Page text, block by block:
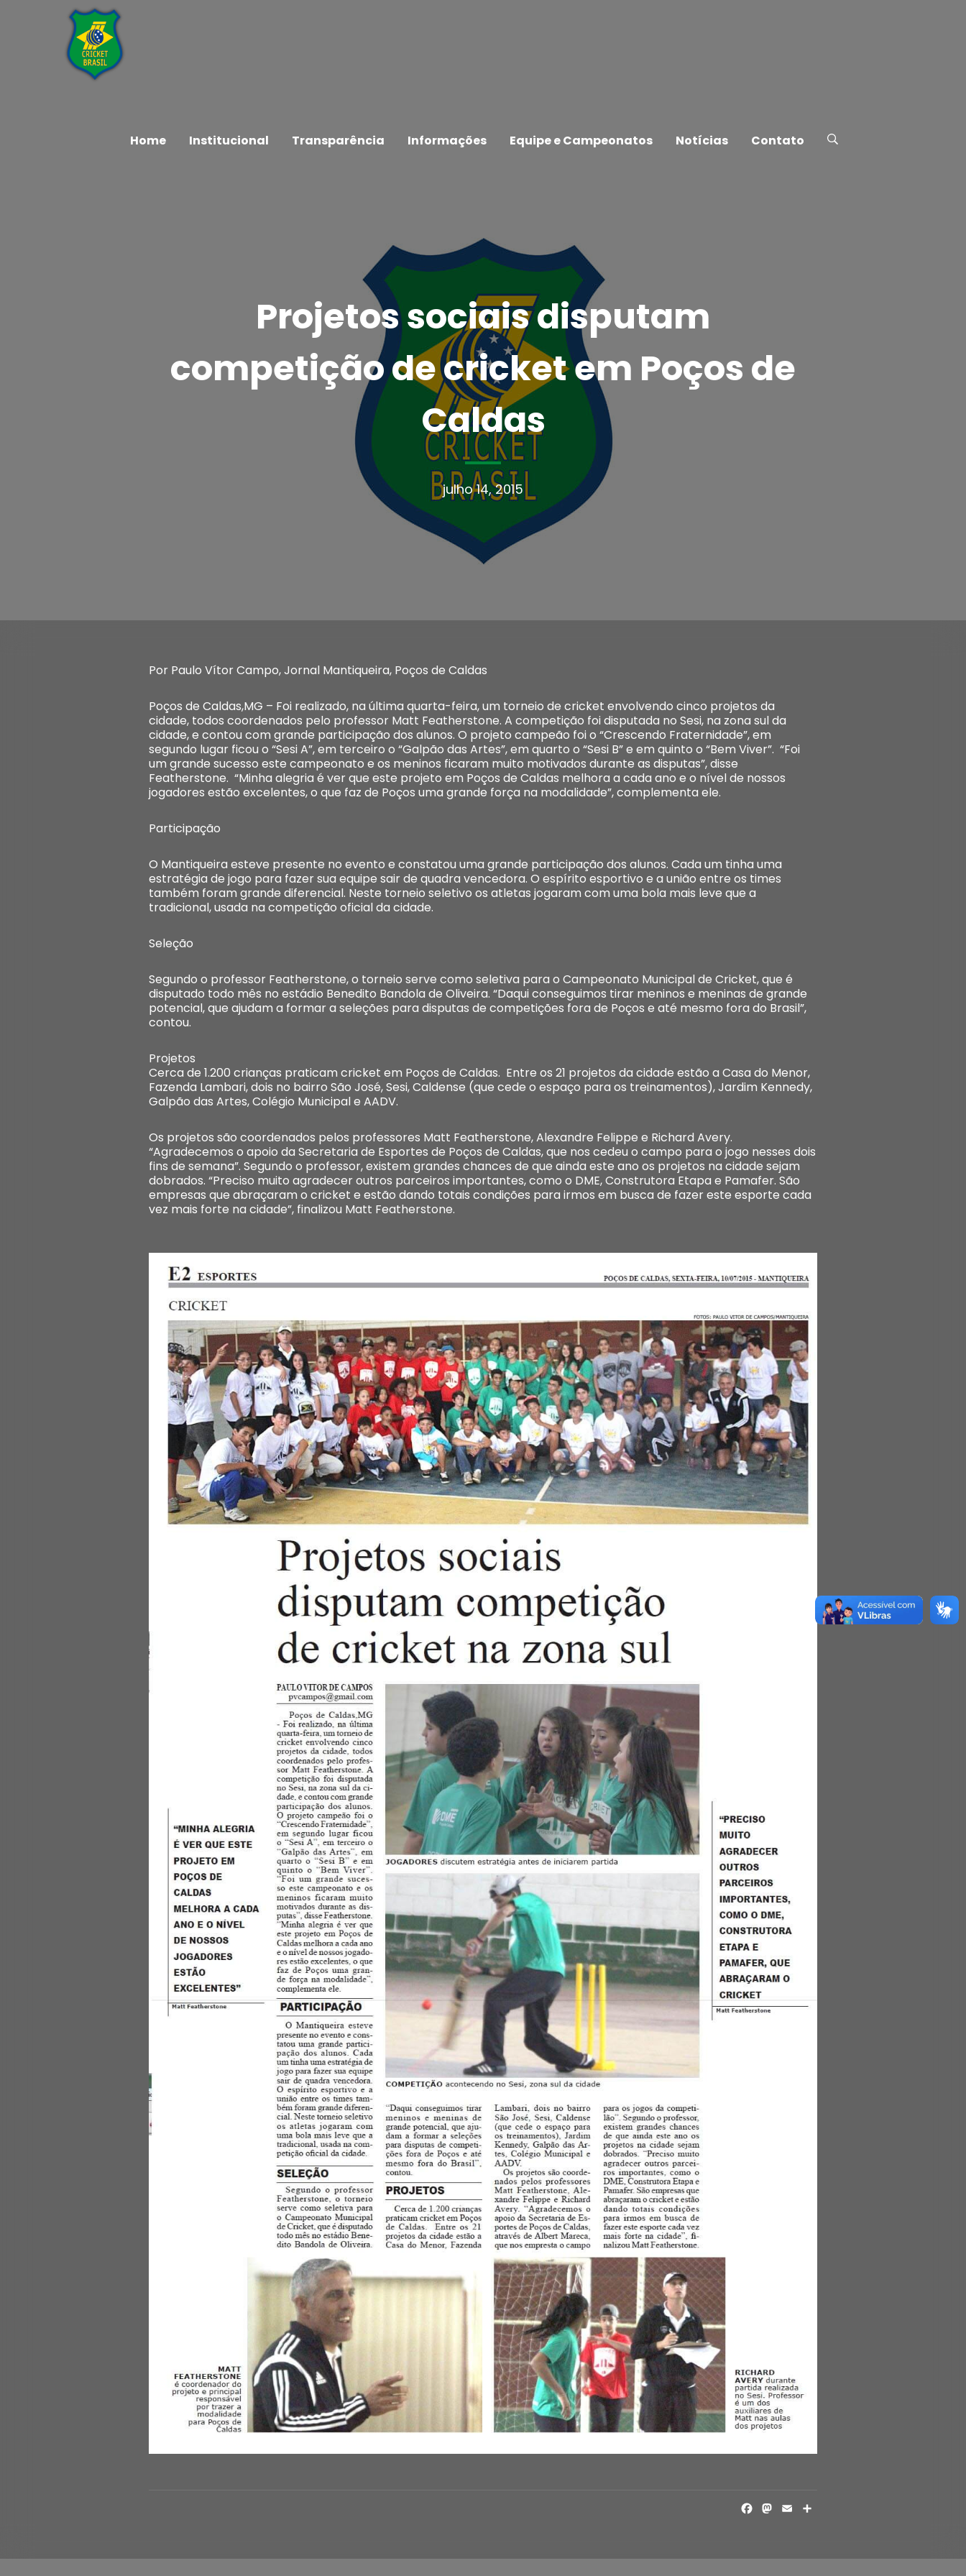
Home Institucional Transparência Informações Equipe e Campeonatos Notícias Contato
Projetos sociais disputam
competição de cricket em Poços de
Caldas
julho 14, 2015
Por Paulo Vítor Campo, Jornal Mantiqueira, Poços de Caldas
Poços de Caldas,MG – Foi realizado, na última quarta-feira, um torneio de cricket envolvendo cinco projetos da
cidade, todos coordenados pelo professor Matt Featherstone. A competição foi disputada no Sesi, na zona sul da
cidade, e contou com grande participação dos alunos. O projeto campeão foi o “Crescendo Fraternidade”, em
segundo lugar ficou o “Sesi A”, em terceiro o “Galpão das Artes”, em quarto o “Sesi B” e em quinto o “Bem Viver”. “Foi
um grande sucesso este campeonato e os meninos ficaram muito motivados durante as disputas”, disse
Featherstone. “Minha alegria é ver que este projeto em Poços de Caldas melhora a cada ano e o nível de nossos
jogadores estão excelentes, o que faz de Poços uma grande força na modalidade”, complementa ele.
Participação
O Mantiqueira esteve presente no evento e constatou uma grande participação dos alunos. Cada um tinha uma
estratégia de jogo para fazer sua equipe sair de quadra vencedora. O espírito esportivo e a união entre os times
também foram grande diferencial. Neste torneio seletivo os atletas jogaram com uma bola mais leve que a
tradicional, usada na competição oficial da cidade.
Seleção
Segundo o professor Featherstone, o torneio serve como seletiva para o Campeonato Municipal de Cricket, que é
disputado todo mês no estádio Benedito Bandola de Oliveira. “Daqui conseguimos tirar meninos e meninas de grande
potencial, que ajudam a formar a seleções para disputas de competições fora de Poços e até mesmo fora do Brasil”,
contou.
Projetos
Cerca de 1.200 crianças praticam cricket em Poços de Caldas. Entre os 21 projetos da cidade estão a Casa do Menor,
Fazenda Lambari, dois no bairro São José, Sesi, Caldense (que cede o espaço para os treinamentos), Jardim Kennedy,
Galpão das Artes, Colégio Municipal e AADV.
Os projetos são coordenados pelos professores Matt Featherstone, Alexandre Felippe e Richard Avery.
“Agradecemos o apoio da Secretaria de Esportes de Poços de Caldas, que nos cedeu o campo para o jogo nesses dois
fins de semana”. Segundo o professor, existem grandes chances de que ainda este ano os projetos na cidade sejam
dobrados. “Preciso muito agradecer outros parceiros importantes, como o DME, Construtora Etapa e Pamafer. São
empresas que abraçaram o cricket e estão dando totais condições para irmos em busca de fazer este esporte cada
vez mais forte na cidade”, finalizou Matt Featherstone.
FACEBOOK
MASTODON
EMAIL